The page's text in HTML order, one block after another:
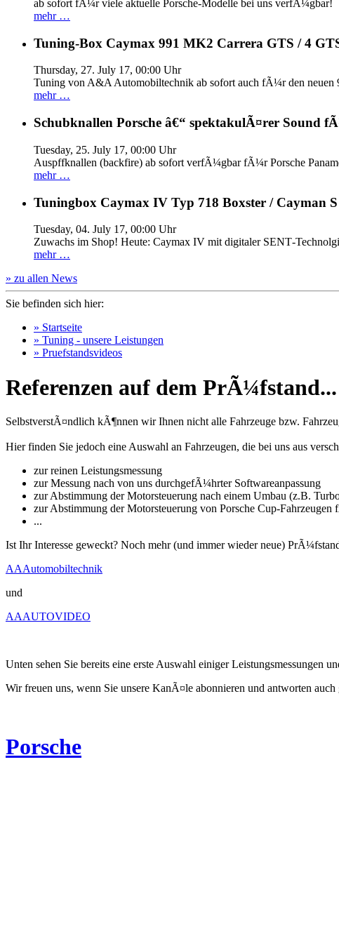
ab sofort fÃ¼r viele aktuelle Porsche-Modelle bei uns verfÃ¼gbar!
mehr …
Tuning-Box Caymax 991 MK2 Carrera GTS / 4
Thursday, 27. July 17, 00:00 Uhr
Tuning von A&A Automobiltechnik ab sofort auch fÃ¼r den neuen
mehr …
Schubknallen Porsche â€“ spektakulÃ¤rer Sound
Tuesday, 25. July 17, 00:00 Uhr
Auspffknallen (backfire) ab sofort verfÃ¼gbar fÃ¼r Porsche
mehr …
Tuningbox Caymax IV Typ 718 Boxster / Cayman
Tuesday, 04. July 17, 00:00 Uhr
Zuwachs im Shop! Heute: Caymax IV mit digitaler
mehr …
» zu allen News
Sie befinden sich hier:
» Startseite
» Tuning - unsere Leistungen
» Pruefstandsvideos
Referenzen auf dem PrÃ¼fstand...
SelbstverstÃ¤ndlich kÃ¶nnen wir Ihnen nicht alle Fahrzeuge bzw.
Hier finden Sie jedoch eine Auswahl an Fahrzeugen, die bei uns aus
zur reinen Leistungsmessung
zur Messung nach von uns durchgefÃ¼hrter Softwareanpassung
zur Abstimmung der Motorsteuerung nach einem Umbau (z.B.
zur Abstimmung der Motorsteuerung von Porsche Cup-
...
Ist Ihr Interesse geweckt? Noch mehr (und immer wieder neue)
AAAutomobiltechnik
und
AAAUTOVIDEO
Unten sehen Sie bereits eine erste Auswahl einiger Leistungsmessungen
Wir freuen uns, wenn Sie unsere KanÃ¤le abonnieren und antworten
Porsche